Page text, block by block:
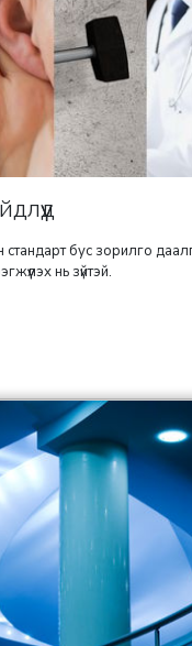
бус зорилго
нь зүйтэй.